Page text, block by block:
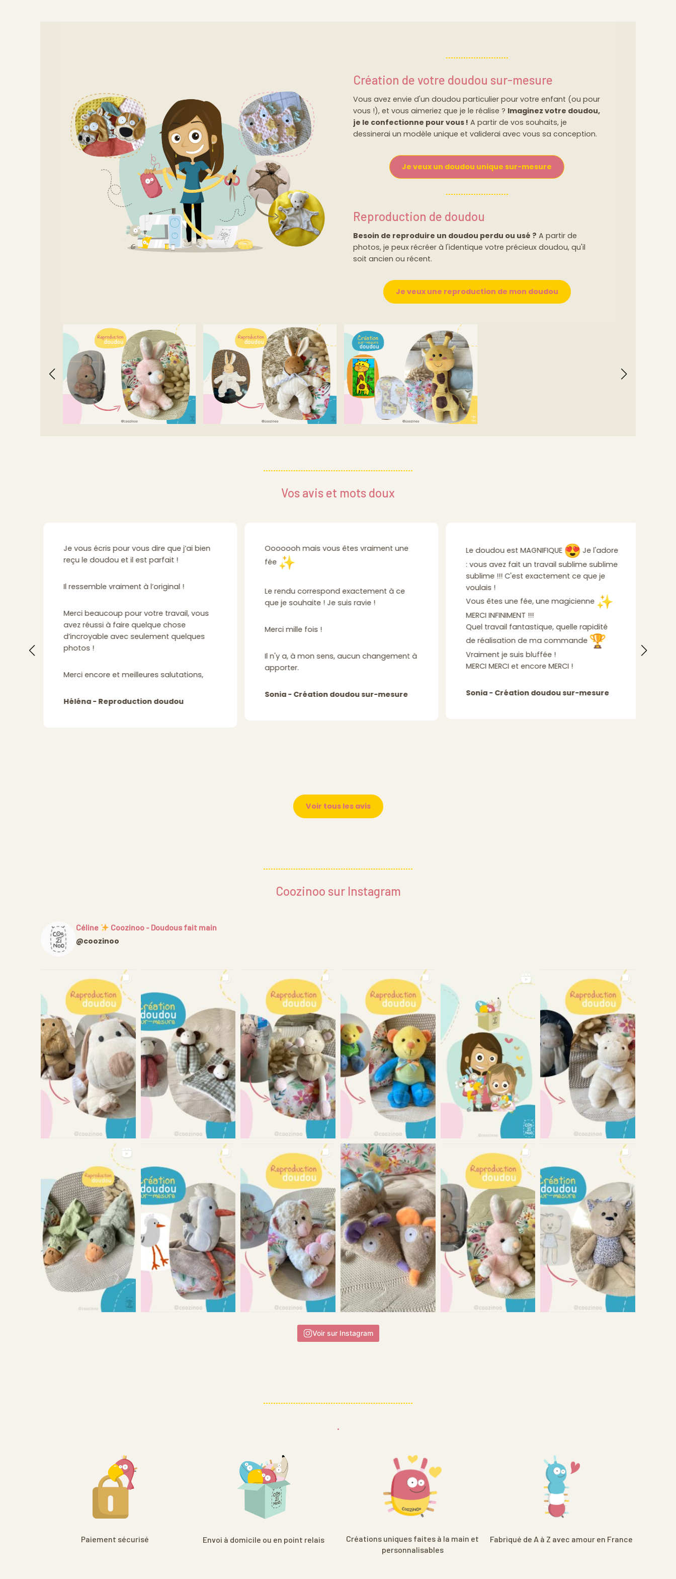
Création de votre doudou sur-mesure
Vous avez envie d'un doudou particulier pour votre enfant (ou pour
vous !), et vous aimeriez que je le réalise ? Imaginez votre doudou,
je le confectionne pour vous ! A partir de vos souhaits, je
dessinerai un modèle unique et validerai avec vous sa conception.
Je veux un doudou unique sur-mesure
Reproduction de doudou
Besoin de reproduire un doudou perdu ou usé ? A partir de
photos, je peux récréer à l'identique votre précieux doudou, qu'il
soit ancien ou récent.
Je veux une reproduction de mon doudou
Vos avis et mots doux
Je vous écris pour vous dire que j’ai bien
reçu le doudou et il est parfait !
Il ressemble vraiment à l’original !
Merci beaucoup pour votre travail, vous
avez réussi à faire quelque chose
d’incroyable avec seulement quelques
photos !
Merci encore et meilleures salutations,
Héléna - Reproduction doudou
Ooooooh mais vous êtes vraiment une
fée
Le rendu correspond exactement à ce
que je souhaite ! Je suis ravie !
Merci mille fois !
Il n'y a, à mon sens, aucun changement à
apporter.
Sonia - Création doudou sur-mesure
Le doudou est MAGNIFIQUE
Je l'adore
: vous avez fait un travail sublime sublime
sublime !!! C'est exactement ce que je
voulais !
Vous êtes une fée, une magicienne
MERCI INFINIMENT !!!
Quel travail fantastique, quelle rapidité
de réalisation de ma commande
Vraiment je suis bluffée !
MERCI MERCI et encore MERCI !
Sonia - Création doudou sur-mesure
Voir tous les avis
Coozinoo sur Instagram
Céline Coozinoo - Doudous fait main
@coozinoo
Voir sur Instagram
.
Paiement sécurisé Envoi à domicile ou en point relais
Créations uniques faites à la main et
personnalisables
Fabriqué de A à Z avec amour en France